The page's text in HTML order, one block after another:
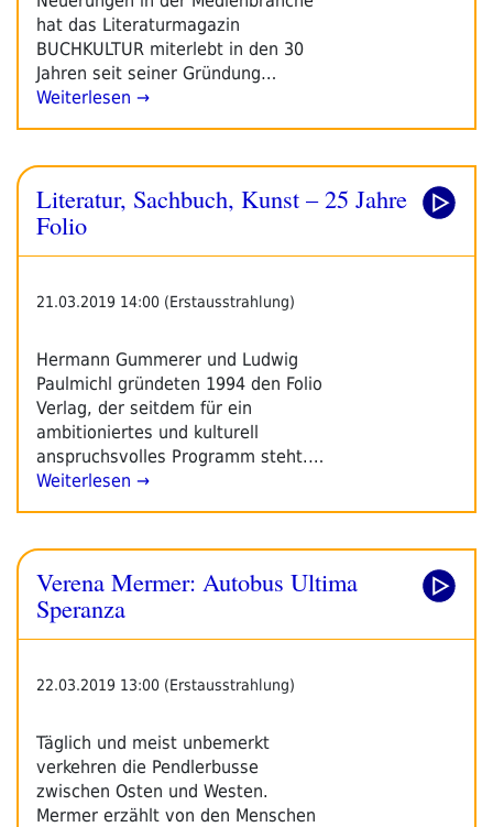
hat das Literaturmagazin
BUCHKULTUR miterlebt in den 30
Jahren seit seiner Gründung…
Weiterlesen →
Literatur, Sachbuch, Kunst – 25 Jahre
Folio
21.03.2019 14:00 (Erstausstrahlung)
Hermann Gummerer und Ludwig
Paulmichl gründeten 1994 den Folio
Verlag, der seitdem für ein
ambitioniertes und kulturell
anspruchsvolles Programm steht.…
Weiterlesen →
Verena Mermer: Autobus Ultima
Speranza
22.03.2019 13:00 (Erstausstrahlung)
Täglich und meist unbemerkt
verkehren die Pendlerbusse
zwischen Osten und Westen.
Mermer erzählt von den Menschen